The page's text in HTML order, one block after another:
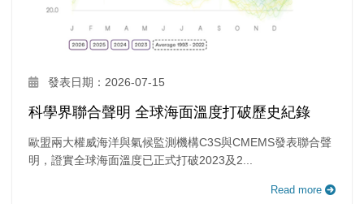
發表日期：2026-07-15
科學界聯合聲明 全球海面溫度打破歷史紀錄
歐盟兩大權威海洋與氣候監測機構C3S與CMEMS發表聯合聲
明，證實全球海面溫度已正式打破2023及2...
Read more